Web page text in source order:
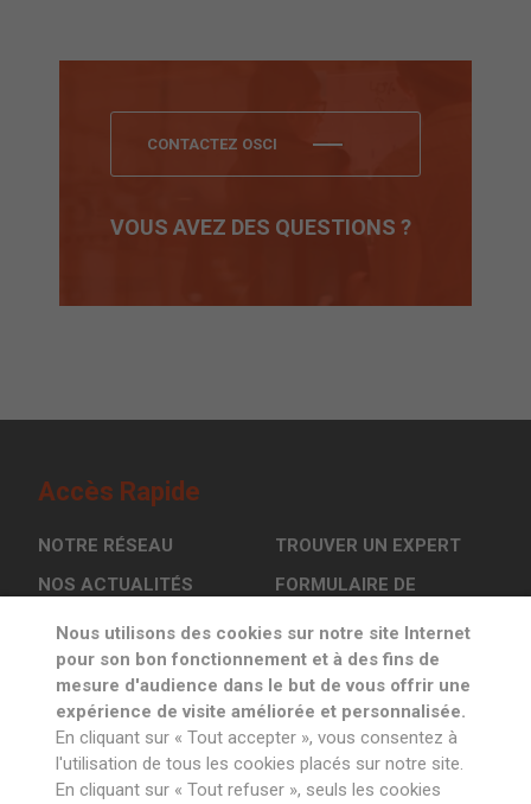
CONTACTEZ OSCI
VOUS AVEZ DES QUESTIONS ?
Accès Rapide
NOTRE RÉSEAU
NOS ACTUALITÉS
L’OSCI EN ACTION
TROUVER UN EXPERT
FORMULAIRE DE
Inscrivez-vous à la newsletter
Nous utilisons des cookies sur notre site Internet
pour son bon fonctionnement et à des fins de
mesure d'audience dans le but de vous offrir une
expérience de visite améliorée et personnalisée.
En cliquant sur « Tout accepter », vous consentez à
l'utilisation de tous les cookies placés sur notre site.
En cliquant sur « Tout refuser », seuls les cookies